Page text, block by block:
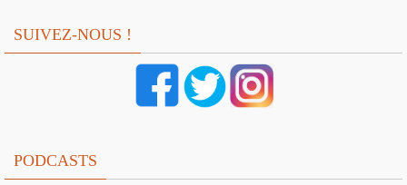
SUIVEZ-NOUS !
PODCASTS